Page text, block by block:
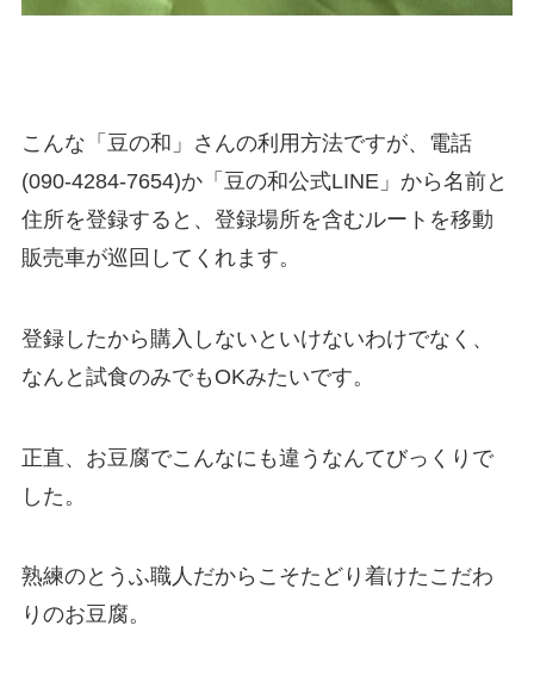
こんな「豆の和」さんの利用方法ですが、電話
(090-4284-7654)か「豆の和公式LINE」から名前と
住所を登録すると、登録場所を含むルートを移動
販売車が巡回してくれます。
登録したから購入しないといけないわけでなく、
なんと試食のみでもOKみたいです。
正直、お豆腐でこんなにも違うなんてびっくりで
した。
熟練のとうふ職人だからこそたどり着けたこだわ
りのお豆腐。